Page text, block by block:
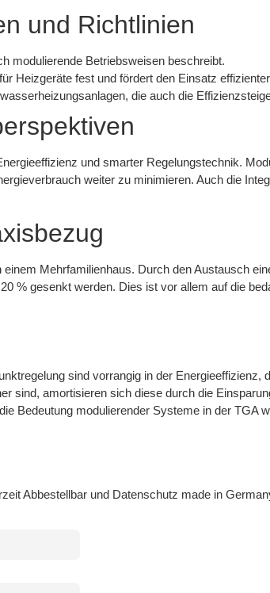
und Richtlinien
modulierende Betriebsweisen beschreibt.
Heizgeräte fest und fördert den Einsatz
die auch die
und smarter Regelungstechnik.
weiter zu minimieren. Auch die
Mehrfamilienhaus. Durch den Austausch
% gesenkt werden. Dies ist vor allem auf die
sind vorrangig in der Energieeffizienz,
sind, amortisieren sich diese durch die
Bedeutung modulierender Systeme in der TGA
Abbestellbar und Datenschutz made in